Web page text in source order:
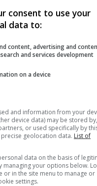
en redes por foto de su
y no ocultó las razones
“Vean, qué chisme, esta
que han llegado. Nos ha
de proyectos, Juan
yo, pero si Dios quiere
casar”, respondió la
más que en ‘Yo me
y Juan Manuel
consent to use your
data to:
content, advertising and
and services development
on a device
and information from your
device data) may be stored by,
or used specifically by
geolocation data. List of
data on the basis of
managing your options below.
in the site menu to manage or
settings.